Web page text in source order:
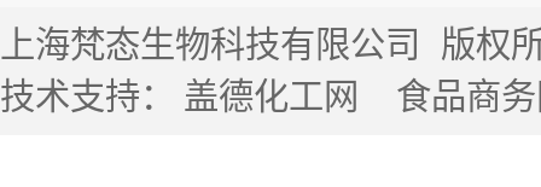
上海梵态生物科技有限公司
版权
技术支持： 盖德化工网 食品商